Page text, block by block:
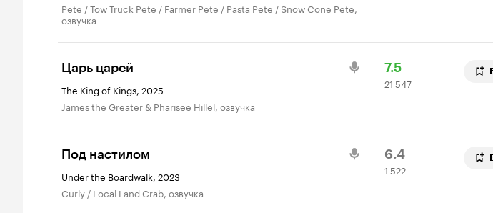
Pete / Tow Truck Pete / Farmer Pete / Pasta Pete / Snow Cone Pete,
озвучка
Царь царей
The King of Kings, 2025
James the Greater & Pharisee Hillel, озвучка
Рейтинг
Кинопоиска
7.5
21
547
21 547
Под настилом
Under the Boardwalk, 2023
Curly / Local Land Crab, озвучка
Рейтинг
Кинопоиска
6.4
1
522
1 522